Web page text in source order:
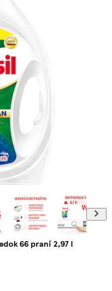
66 praní 2,97 l